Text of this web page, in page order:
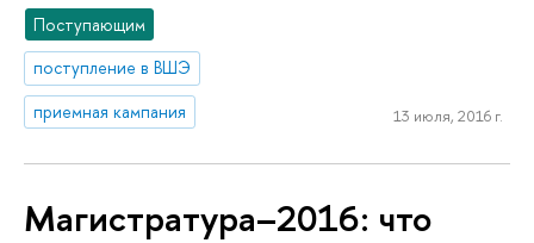
Поступающим
поступление в ВШЭ
приемная кампания
13 июля, 2016 г.
Магистратура–2016: что